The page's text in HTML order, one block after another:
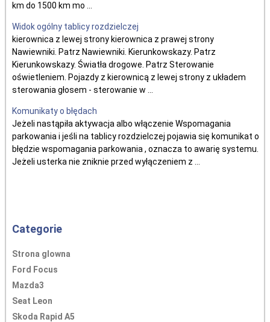
km do 1500 km mo ...
Widok ogólny tablicy rozdzielczej
kierownica z lewej strony kierownica z prawej strony
Nawiewniki. Patrz Nawiewniki. Kierunkowskazy. Patrz
Kierunkowskazy. Światła drogowe. Patrz Sterowanie
oświetleniem. Pojazdy z kierownicą z lewej strony z układem
sterowania głosem - sterowanie w ...
Komunikaty o błędach
Jeżeli nastąpiła aktywacja albo włączenie Wspomagania
parkowania i jeśli na tablicy rozdzielczej pojawia się komunikat o
błędzie wspomagania parkowania , oznacza to awarię systemu.
Jeżeli usterka nie zniknie przed wyłączeniem z ...
Categorie
Strona glowna
Ford Focus
Mazda3
Seat Leon
Skoda Rapid A5